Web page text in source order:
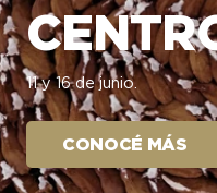
11 y 16 de junio.
CONOCÉ MÁS